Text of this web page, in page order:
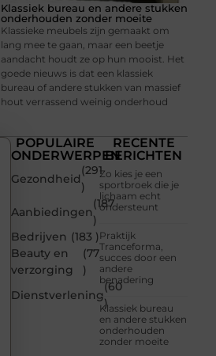
Klassiek bureau en andere stukken
onderhouden zonder moeite
Klassieke meubels zijn gemaakt om
lang mee te gaan, maar een beetje
aandacht houdt ze op hun mooist. Het
goede nieuws is dat een klassiek
bureau of andere stukken van massief
hout verrassend weinig onderhoud
POPULAIRE
ONDERWERPEN
Gezondheid
(291
)
Aanbiedingen
(187
)
Bedrijven (183 )
Beauty en
verzorging
(77
)
Dienstverlening
(60
)
RECENTE
BERICHTEN
Zo kies je een
sportbroek die je
lichaam echt
ondersteunt
Praktijk
Tranceforma,
succes door een
andere
benadering
Klassiek bureau
en andere stukken
onderhouden
zonder moeite